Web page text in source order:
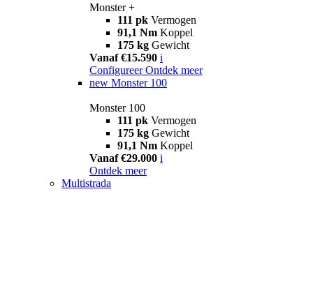
Monster +
111 pk Vermogen
91,1 Nm Koppel
175 kg Gewicht
Vanaf €15.590 i
Configureer Ontdek meer
new Monster 100
Monster 100
111 pk Vermogen
175 kg Gewicht
91,1 Nm Koppel
Vanaf €29.000 i
Ontdek meer
Multistrada